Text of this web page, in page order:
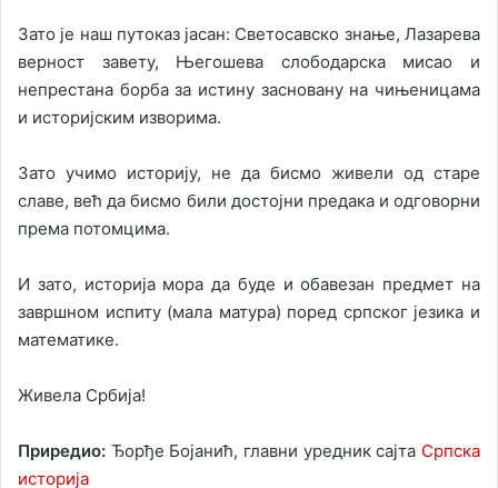
Зато је наш путоказ јасан: Светосавско знање, Лазарева
верност завету, Његошева слободарска мисао и
непрестана борба за истину засновану на чињеницама
и историјским изворима.
Зато учимо историју, не да бисмо живели од старе
славе, већ да бисмо били достојни предака и одговорни
према потомцима.
И зато, историја мора да буде и обавезан предмет на
завршном испиту (мала матура) поред српског језика и
математике.
Живела Србија!
Приредио: Ђорђе Бојанић, главни уредник сајта Српска
историја